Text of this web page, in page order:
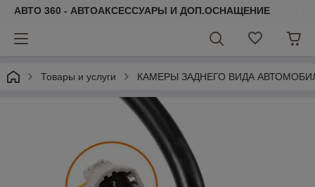
АВТО 360 - АВТОАКСЕССУАРЫ И ДОП.ОСНАЩЕНИЕ
Товары и услуги КАМЕРЫ ЗАДНЕГО ВИДА